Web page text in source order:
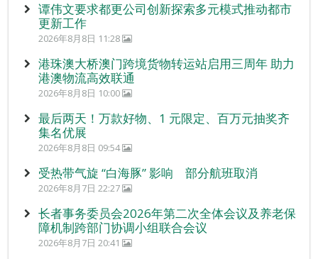
谭伟文要求都更公司创新探索多元模式推动都市
更新工作
2026年8月8日 11:28
港珠澳大桥澳门跨境货物转运站启用三周年 助力
港澳物流高效联通
2026年8月8日 10:00
最后两天！万款好物、1 元限定、百万元抽奖齐
集名优展
2026年8月8日 09:54
受热带气旋 “白海豚” 影响 部分航班取消
2026年8月7日 22:27
长者事务委员会2026年第二次全体会议及养老保
障机制跨部门协调小组联合会议
2026年8月7日 20:41